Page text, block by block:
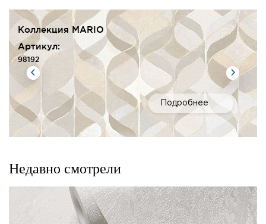
Коллекция MARIO
Артикул:
98192
Подробнее
Недавно смотрели